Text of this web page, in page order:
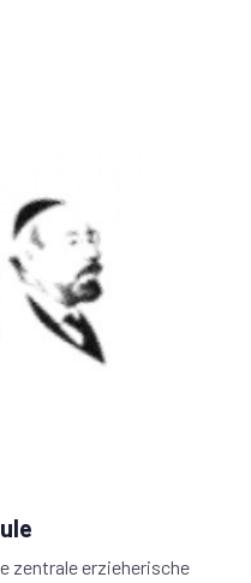
zentrale erzieherische